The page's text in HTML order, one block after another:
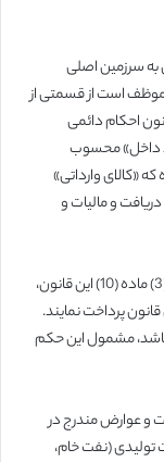
به سرزمین اصلی
موظف است از قسمتی از
شده که به‌موجب بند «ب» ماده‌ (65) قانون احکام دائمی
مصوب 1395/11/10، «تولید داخل» محسوب
«کالای وارداتی»
و مالیات و
واردکنندگان خدمت مکلفند با رعایت تبصره (3) ماده ‌(10) این قانون،
پرداخت نمایند.
مشمول این حکم
و عوارض مندرج ‏در
(نفت خام،